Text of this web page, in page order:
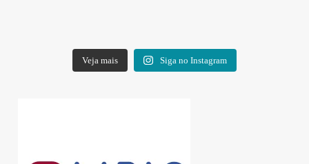
Veja mais Siga no Instagram